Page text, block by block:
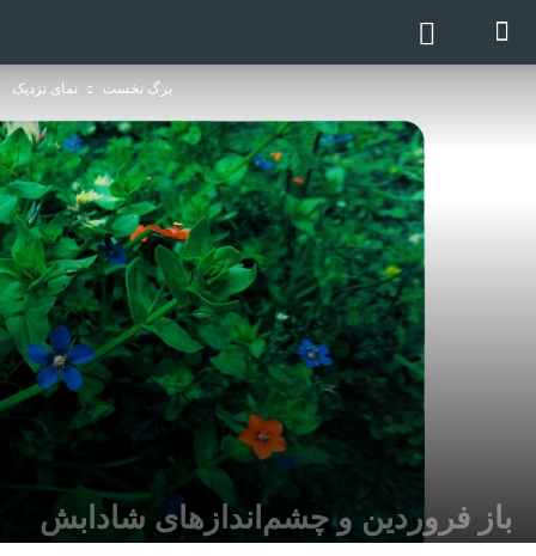
برگ نخست نمای نزدیک
باز فروردین و چشم‌اندازهای شادابش